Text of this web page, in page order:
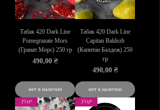
Табак 420 Dark Line
Pomegranate Mors
(Гранат Морс) 250 гр
Цена
490,00 ₴
нет в наличии
Табак 420 Dark Line
Capitan Baldezh
(Капитан Балдеж) 250
гр
Цена
490,00 ₴
нет в наличии
TOP TOP